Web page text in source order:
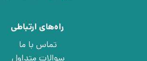
راه‌های ارتباطی
تماس با ما
سوالات متداول